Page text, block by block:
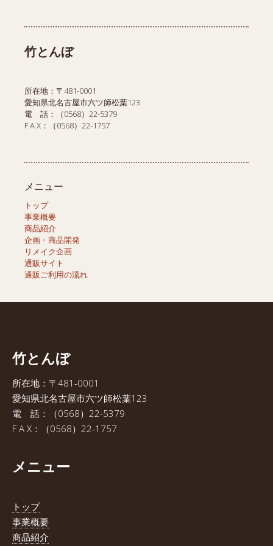
竹とんぼ
所在地：〒481-0001
愛知県北名古屋市六ツ師松葉123
電 話：（0568）22-5379
F A X：（0568）22-1757
メニュー
トップ
事業概要
商品紹介
企画・商品開発
リメイク企画
通販サイト
通販ご利用の流れ
竹とんぼ
所在地：〒481-0001
愛知県北名古屋市六ツ師松葉123
電 話：（0568）22-5379
F A X：（0568）22-1757
メニュー
トップ
事業概要
商品紹介